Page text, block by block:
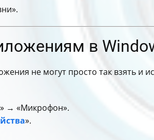
в
не могут просто так взять и
→ «Микрофон».
».